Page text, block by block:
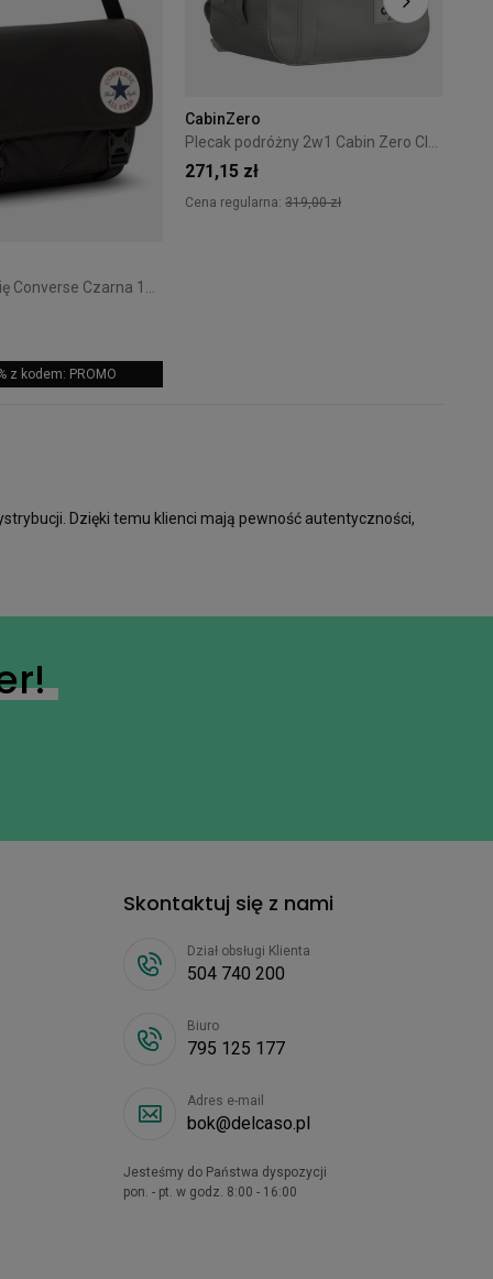
Torba na ramię Converse Czarna 10026011-A01
z kodem: PROMO
CabinZero
271,15 zł
Cena regularna: 319,00 zł
Dzięki temu klienci mają pewność autentyczności,
Skontaktuj się z nami
Dział obsługi Klienta
504 740 200
Biuro
795 125 177
Adres e-mail
bok@delcaso.pl
Jesteśmy do Państwa dyspozycji
pon. - pt. w godz. 8:00 - 16:00